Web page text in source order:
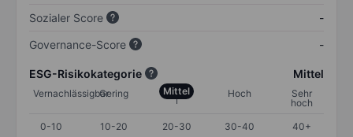
Sozialer Score
-
Governance-Score
-
ESG-Risikokategorie Mittel
VernachlässigbarGering Mittel Hoch
Sehr
hoch
0-10
10-20 20-30 30-40 40+